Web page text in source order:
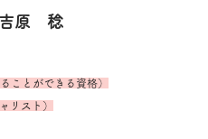
吉原　稔
ことができる資格）
リスト）